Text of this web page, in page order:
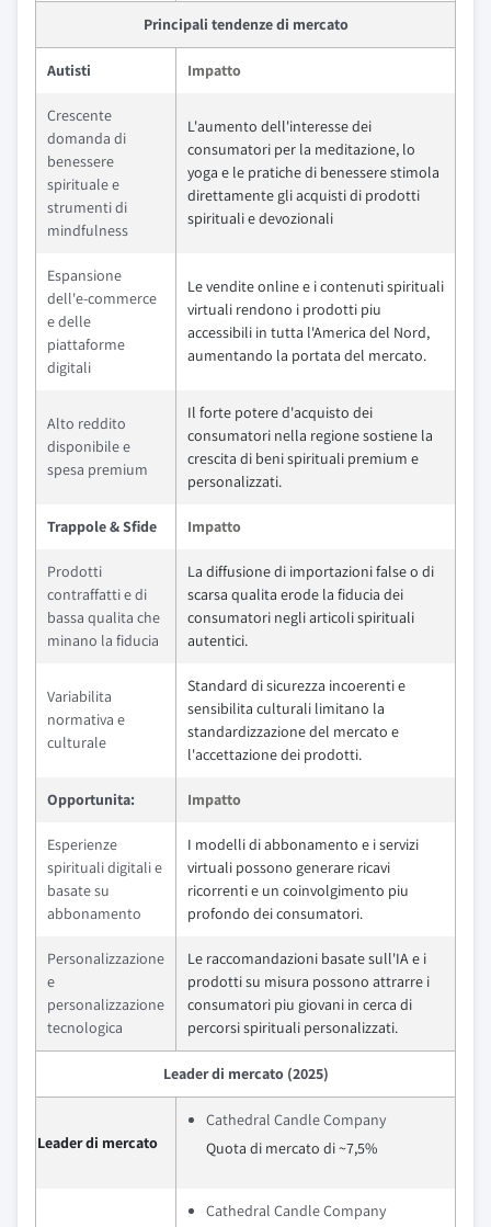
Principali tendenze di mercato
Autisti Impatto
Crescente
domanda di
benessere
spirituale e
strumenti di
mindfulness
L'aumento dell'interesse dei
consumatori per la meditazione, lo
yoga e le pratiche di benessere stimola
direttamente gli acquisti di prodotti
spirituali e devozionali
Espansione
dell'e-commerce
e delle
piattaforme
digitali
Le vendite online e i contenuti spirituali
virtuali rendono i prodotti piu
accessibili in tutta l'America del Nord,
aumentando la portata del mercato.
Alto reddito
disponibile e
spesa premium
Il forte potere d'acquisto dei
consumatori nella regione sostiene la
crescita di beni spirituali premium e
personalizzati.
Trappole & Sfide Impatto
Prodotti
contraffatti e di
bassa qualita che
minano la fiducia
La diffusione di importazioni false o di
scarsa qualita erode la fiducia dei
consumatori negli articoli spirituali
autentici.
Variabilita
normativa e
culturale
Standard di sicurezza incoerenti e
sensibilita culturali limitano la
standardizzazione del mercato e
l'accettazione dei prodotti.
Opportunita: Impatto
Esperienze
spirituali digitali e
basate su
abbonamento
I modelli di abbonamento e i servizi
virtuali possono generare ricavi
ricorrenti e un coinvolgimento piu
profondo dei consumatori.
Personalizzazione
e
personalizzazione
tecnologica
Le raccomandazioni basate sull'IA e i
prodotti su misura possono attrarre i
consumatori piu giovani in cerca di
percorsi spirituali personalizzati.
Leader di mercato (2025)
Leader di mercato
Cathedral Candle Company
Quota di mercato di ~7,5%
Cathedral Candle Company